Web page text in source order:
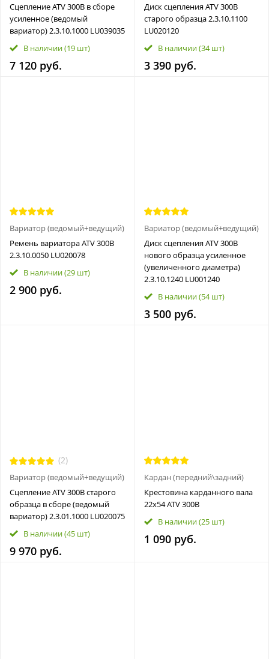
Сцепление ATV 300B в сборе
усиленное (ведомый
вариатор) 2.3.10.1000 LU039035
В наличии(19 шт)
7 120 руб.
Диск сцепления ATV 300B
старого образца 2.3.10.1100
LU020120
В наличии(34 шт)
3 390 руб.
Вариатор (ведомый+ведущий)
Ремень вариатора ATV 300B
2.3.10.0050 LU020078
В наличии(29 шт)
2 900 руб.
Вариатор (ведомый+ведущий)
Диск сцепления ATV 300B
нового образца усиленное
(увеличенного диаметра)
2.3.10.1240 LU001240
В наличии(54 шт)
3 500 руб.
(2)
Вариатор (ведомый+ведущий)
Сцепление ATV 300B старого
образца в сборе (ведомый
вариатор) 2.3.01.1000 LU020075
В наличии(45 шт)
9 970 руб.
Кардан (передний\задний)
Крестовина карданного вала
22x54 ATV 300B
В наличии(25 шт)
1 090 руб.